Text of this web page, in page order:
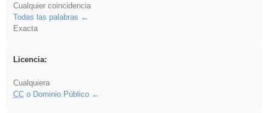
Cualquier coincidencia
Todas las palabras
Exacta
Licencia:
Cualquiera
CCo Dominio Público